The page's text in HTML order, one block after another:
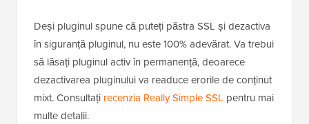
Deși pluginul spune că puteți păstra SSL și dezactiva
în siguranță pluginul, nu este 100% adevărat. Va trebui
să lăsați pluginul activ în permanență, deoarece
dezactivarea pluginului va readuce erorile de conținut
mixt. Consultați recenzia Really Simple SSL pentru mai
multe detalii.